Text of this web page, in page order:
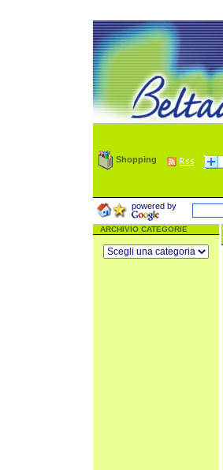
Shopping
powered by
ARCHIVIO CATEGORIE